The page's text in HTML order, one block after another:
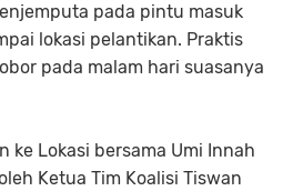
pada pintu masuk
lokasi pelantikan. Praktis
pada malam hari suasanya
ke Lokasi bersama Umi Innah
Ketua Tim Koalisi Tiswan